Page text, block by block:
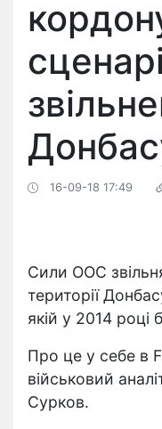
16-09-18 17:49
Сили ООС
території
якій у 2014 році
Про це у себе в
військовий
Сурков.